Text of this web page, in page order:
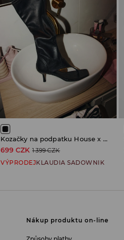
Kozačky na podpatku House x Klaudia Sadownik
699 CZK 1 399 CZK
VÝPRODEJKLAUDIA SADOWNIK
Nákup produktu on-line